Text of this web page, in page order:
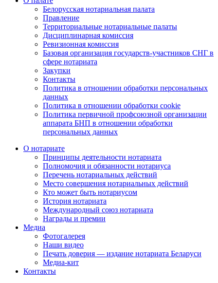
Белорусская нотариальная палата
Правление
Территориальные нотариальные палаты
Дисциплинарная комиссия
Ревизионная комиссия
Базовая организация государств-участников СНГ в
сфере нотариата
Закупки
Контакты
Политика в отношении обработки персональных
данных
Политика в отношении обработки cookie
Политика первичной профсоюзной организации
аппарата БНП в отношении обработки
персональных данных
О нотариате
Принципы деятельности нотариата
Полномочия и обязанности нотариуса
Перечень нотариальных действий
Место совершения нотариальных действий
Кто может быть нотариусом
История нотариата
Международный союз нотариата
Награды и премии
Медиа
Фотогалерея
Наши видео
Печать доверия — издание нотариата Беларуси
Медиа-кит
Контакты